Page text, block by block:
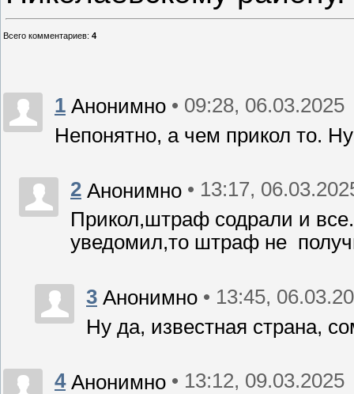
Всего комментариев: 4
1 Анонимно • 09:28, 06.03.2025
Непонятно, а чем прикол то.
2 Анонимно • 13:17,
Прикол,штраф содрали и
уведомил,то штраф не
3 Анонимно • 13:45,
Ну да, известная страна,
4 Анонимно • 13:12, 09.03.2025